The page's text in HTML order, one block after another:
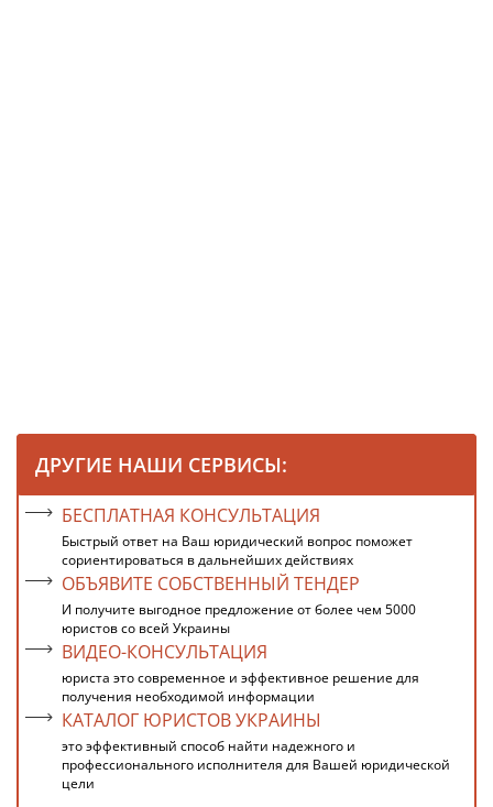
ДРУГИЕ НАШИ СЕРВИСЫ:
БЕСПЛАТНАЯ КОНСУЛЬТАЦИЯ
Быстрый ответ на Ваш юридический вопрос поможет
сориентироваться в дальнейших действиях
ОБЪЯВИТЕ СОБСТВЕННЫЙ ТЕНДЕР
И получите выгодное предложение от более чем 5000
юристов со всей Украины
ВИДЕО-КОНСУЛЬТАЦИЯ
юриста это современное и эффективное решение для
получения необходимой информации
КАТАЛОГ ЮРИСТОВ УКРАИНЫ
это эффективный способ найти надежного и
профессионального исполнителя для Вашей юридической
цели